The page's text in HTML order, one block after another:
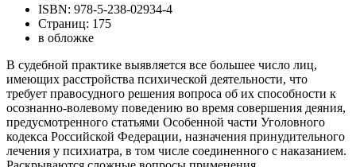
ISBN: 978-5-238-02934-4
Страниц: 175
в обложке
В судебной практике выявляется все большее число лиц,
имеющих расстройства психической деятельности, что
требует правосудного решения вопроса об их способности к
осознанно-волевому поведению во время совершения деяния,
предусмотренного статьями Особенной части Уголовного
кодекса Российской Федерации, назначения принудительного
лечения у психиатра, в том числе соединенного с наказанием.